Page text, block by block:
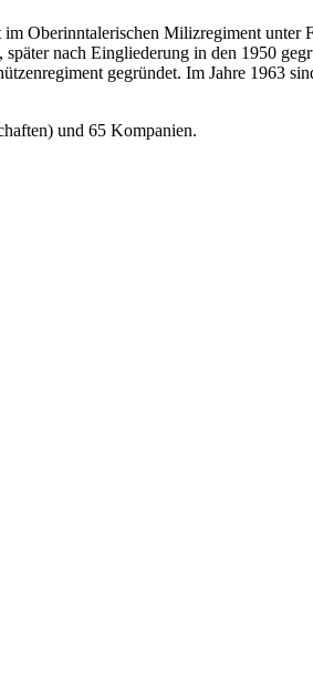
Oberinntalerischen Milizregiment
nach Eingliederung in den 1950
gegründet. Im Jahre 1963
und 65 Kompanien.